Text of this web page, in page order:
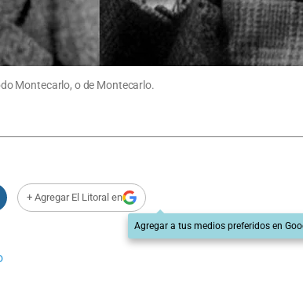
Montecarlo, o de Montecarlo.
+ Agregar El Litoral en
Agregar a tus medios preferidos en